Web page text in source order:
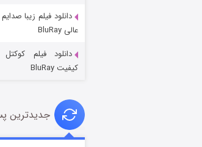
جادوگری در
دانلود فیلم زیبا
عالی BluRay
دانلود فیلم
کیفیت BluRay
جدیدترین